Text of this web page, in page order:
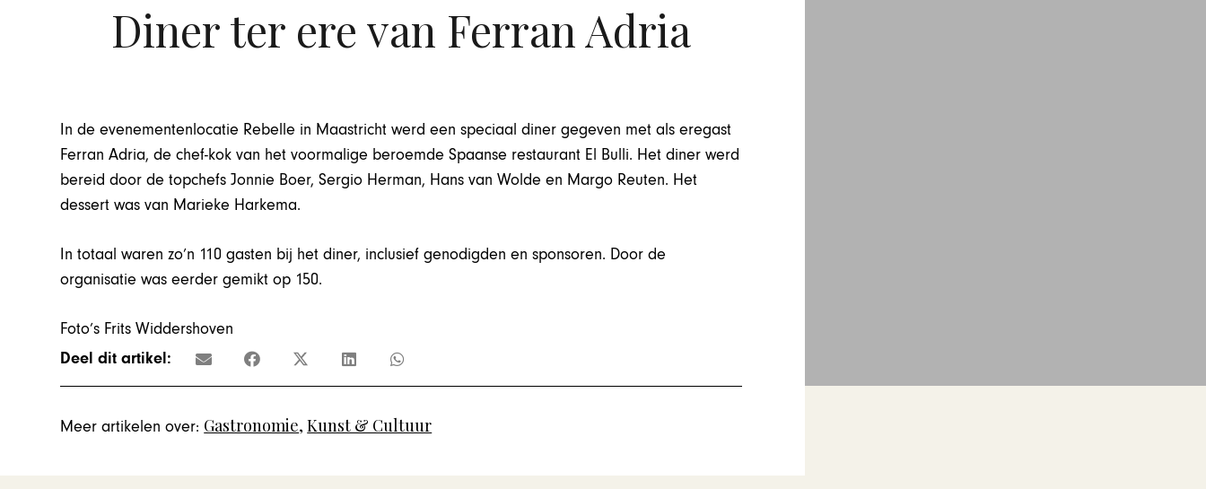
Diner ter ere van Ferran Adria
In de evenementenlocatie Rebelle in Maastricht werd een speciaal diner gegeven met als eregast
Ferran Adria, de chef-kok van het voormalige beroemde Spaanse restaurant El Bulli. Het diner werd
bereid door de topchefs Jonnie Boer, Sergio Herman, Hans van Wolde en Margo Reuten. Het
dessert was van Marieke Harkema.
In totaal waren zo’n 110 gasten bij het diner, inclusief genodigden en sponsoren. Door de
organisatie was eerder gemikt op 150.
Foto’s Frits Widdershoven
Deel dit artikel:
Meer artikelen over: Gastronomie,Kunst & Cultuur